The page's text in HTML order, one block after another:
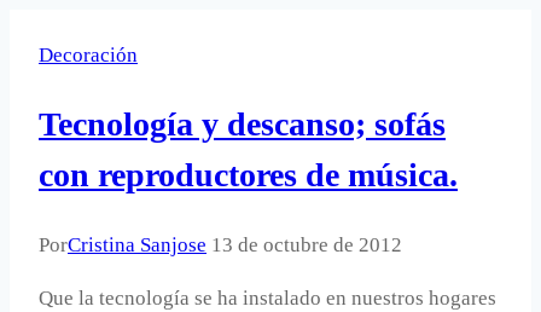
Decoración
Tecnología y descanso; sofás
con reproductores de música.
PorCristina Sanjose 13 de octubre de 2012
Que la tecnología se ha instalado en nuestros hogares